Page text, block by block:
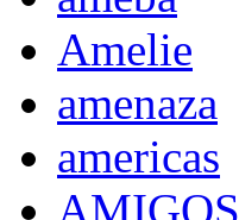
Amelie
amenaza
americas